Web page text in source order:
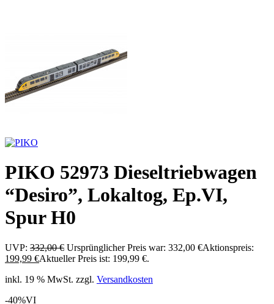
PIKO 52973 Dieseltriebwagen
“Desiro”, Lokaltog, Ep.VI,
Spur H0
UVP: 332,00€ Ursprünglicher Preis war: 332,00 €Aktionspreis:
199,99 €Aktueller Preis ist: 199,99 €.
inkl. 19 % MwSt. zzgl. Versandkosten
-40%VI